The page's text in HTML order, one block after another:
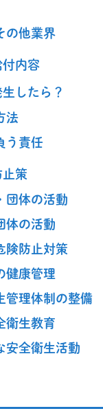
の他業界
付内容
したら？
法
う責任
止策
団体の活動
体の活動
険防止対策
健康管理
管理体制の整備
衛生教育
安全衛生活動